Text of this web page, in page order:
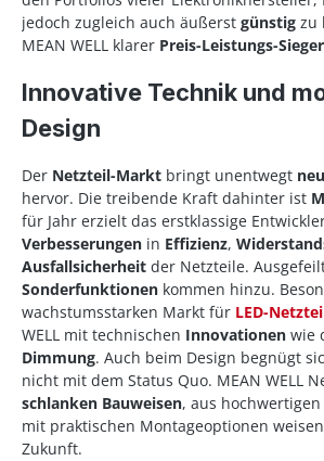
jedoch zugleich auch äußerst günstig zu
MEAN WELL klarer Preis-Leistungs-Sieger
Innovative Technik und
Design
Der Netzteil-Markt bringt unentwegt
hervor. Die treibende Kraft dahinter ist
für Jahr erzielt das erstklassige
Verbesserungen in Effizienz,
Ausfallsicherheit der Netzteile.
Sonderfunktionen kommen hinzu.
wachstumsstarken Markt für LED-
WELL mit technischen Innovationen wie
Dimmung. Auch beim Design begnügt
nicht mit dem Status Quo. MEAN WELL
schlanken Bauweisen, aus
mit praktischen Montageoptionen
Zukunft.